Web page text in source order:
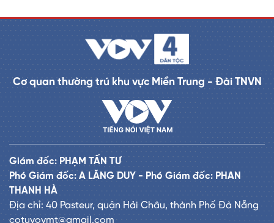
Cơ quan thường trú khu vực Miền Trung - Đài TNVN
Giám đốc: PHẠM TẤN TƯ
Phó Giám đốc: A LĂNG DUY - Phó Giám đốc: PHAN
THANH HÀ
Địa chỉ: 40 Pasteur, quận Hải Châu, thành Phố Đà Nẵng
cotuvovmt@gmail.com